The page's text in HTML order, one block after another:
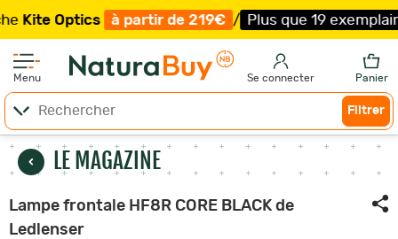
Optics à partir de 219€ / Plus que 19 exemplaires ! /
Menu Se connecter Panier
Filtrer
LE MAGAZINE
Lampe frontale HF8R CORE BLACK de
Ledlenser